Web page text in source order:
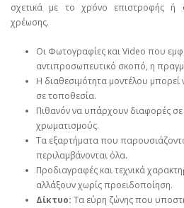
σχετικά με το χρόνο επιστροφής ή
χρέωσης.
Οι Φωτογραφίες και Video που
αντιπροσωπευτικό σκοπό, η
Η διαθεσιμότητα μοντέλου
σε τοποθεσία.
Πιθανόν να υπάρχουν διαφορές σε
χρωματισμούς.
Τα εξαρτήματα που
περιλαμβάνονται όλα.
Προδιαγραφές και τεχνικά
αλλάξουν χωρίς προειδοποίηση.
Δίκτυο: Τα εύρη ζώνης που